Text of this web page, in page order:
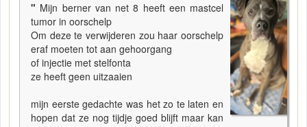
" Mijn berner van net 8 heeft een mastcel
tumor in oorschelp
Om deze te verwijderen zou haar oorschelp
eraf moeten tot aan gehoorgang
of injectie met stelfonta
ze heeft geen uitzaaien
mijn eerste gedachte was het zo te laten en
hopen dat ze nog tijdje goed blijft maar kan